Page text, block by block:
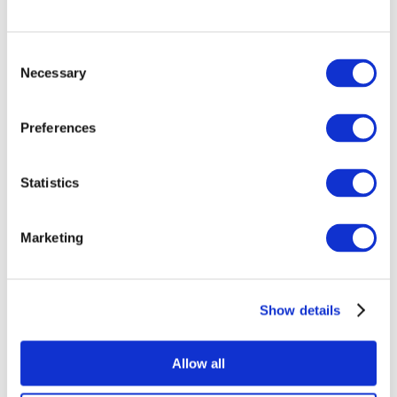
Selection
Necessary
Preferences
Statistics
Marketing
Show details
Allow all